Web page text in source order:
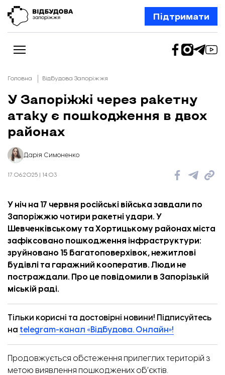
Підтримати
Новини
Відбудова Запоріжжя
Ексклюзив
Бізнес
Шлях додому
Відбудова. Життя
Про нас
Головна Відбудова Запоріжжя
У Запоріжжі через ракетну
атаку є пошкодження в двох
районах
Дарія Симоненко
17.06.2025 | 14:03
У ніч на 17 червня російські війська завдали по
Запоріжжю чотири ракетні удари. У
Шевченківському та Хортицькому районах міста
зафіксовано пошкодження інфраструктури:
зруйновано 15 багатоповерхівок, нежитлові
будівлі та гаражний кооператив. Люди не
постраждали. Про це повідомили в Запорізькій
міській раді.
Тільки корисні та достовірні новини! Підписуйтесь
на telegram-канал «Відбудова. Онлайн»!
Продовжується обстеження прилеглих територій з
метою виявлення пошкоджених об’єктів.